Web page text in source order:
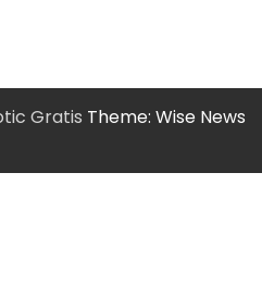
Gratis Theme: Wise News